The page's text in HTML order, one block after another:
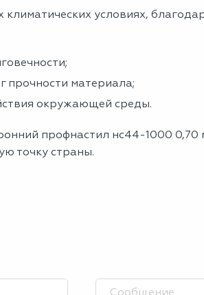
условиях,
прочности материала;
окружающей среды.
профнастил нс44-1000
точку страны.